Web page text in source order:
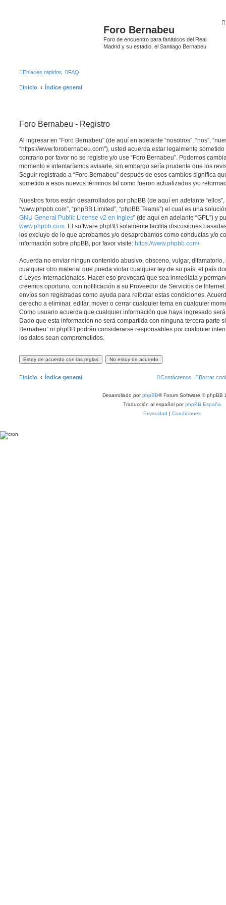
Foro Bernabeu
Foro de encuentro para fanáticos del Real
Madrid y su estadio, el Santiago Bernabeu
Enlaces rápidos FAQ
Inicio Índice general
Foro Bernabeu - Registro
Al ingresar en “Foro Bernabeu” (de aquí en adelante “nosotros”, “nos”,
“https://www.forobernabeu.com”), usted acuerda estar legalmente
contrario por favor no se registre y/o use “Foro Bernabeu”. Podemos
momento e intentaríamos avisarle, sin embargo sería prudente que los
Seguir registrado a “Foro Bernabeu” después de esos cambios significa
sometido a esos nuevos términos tal como fueron actualizados y/o
Nuestros foros están desarrollados por phpBB (de aquí en adelante “ellos”,
“www.phpbb.com”, “phpBB Limited”, “phpBB Teams”) el cual es una
GNU General Public License v2 en Ingles” (de aquí en adelante “GPL”) y
www.phpbb.com. El software phpBB solamente facilita discusiones
los excluye de lo que aprobamos y/o desaprobamos como conductas y/o
información sobre phpBB, por favor visite: https://www.phpbb.com/.
Acuerda no enviar ningun contenido abusivo, obsceno, vulgar,
cualquier otro material que pueda violar cualquier ley de su país, el país
o Leyes Internacionales. Hacer eso provocará que sea inmediata y
creemos oportuno, con notificación a su Proveedor de Servicios de
envíos son registradas como ayuda para reforzar estas condiciones.
derecho a eliminar, editar, mover o cerrar cualquier tema en cualquier
Como usuario acuerda que cualquier información que haya ingresado
Dado que esta información no será compartida con ninguna tercera parte
Bernabeu” ni phpBB podrán considerarse responsables por cualquier
los datos sean comprometidos.
Inicio Índice general Borrar
Contáctenos
Desarrollado porphpBB® Forum Software © phpBB
Traducción al español porphpBB España
Privacidad | Condiciones